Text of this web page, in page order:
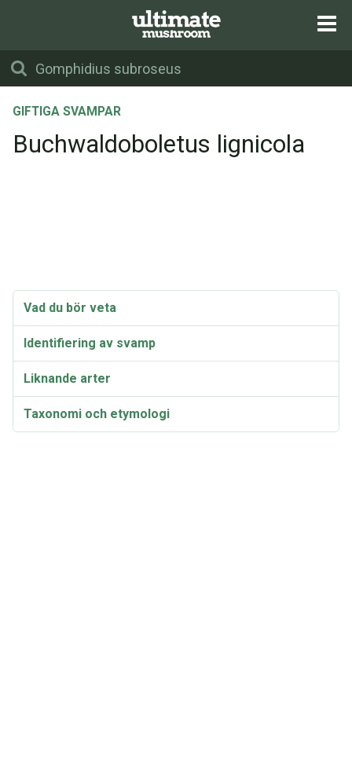
GIFTIGA SVAMPAR
Buchwaldoboletus lignicola
Vad du bör veta
Identifiering av svamp
Liknande arter
Taxonomi och etymologi